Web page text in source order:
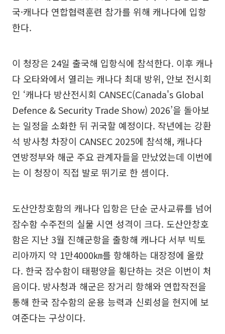
국·캐나다 연합협력훈련 참가를 위해 캐나다에 입항
한다.
이 청장은 24일 출국해 입항식에 참석한다. 이후 캐나
다 오타와에서 열리는 캐나다 최대 방위, 안보 전시회
인 ‘캐나다 방산전시회 CANSEC(Canada's Global
Defence & Security Trade Show) 2026’을 돌아보
는 일정을 소화한 뒤 귀국할 예정이다. 작년에는 강환
석 방사청 차장이 CANSEC 2025에 참석해, 캐나다
연방정부와 해군 주요 관계자들을 만났었는데 이번에
는 이 청장이 직접 발로 뛰기로 한 셈이다.
도산안창호함의 캐나다 입항은 단순 군사교류를 넘어
잠수함 수주전의 실물 시연 성격이 크다. 도산안창호
함은 지난 3월 진해군항을 출항해 캐나다 서부 빅토
리아까지 약 1만4000㎞를 항해하는 대장정에 올랐
다. 한국 잠수함이 태평양을 횡단하는 것은 이번이 처
음이다. 방사청과 해군은 장거리 항해와 연합작전을
통해 한국 잠수함의 운용 능력과 신뢰성을 현지에 보
여준다는 구상이다.